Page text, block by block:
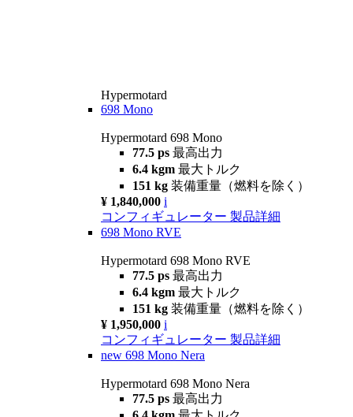
Hypermotard
698 Mono
Hypermotard 698 Mono
77.5 ps 最高出力
6.4 kgm 最大トルク
151 kg 装備重量（燃料を除く）
¥ 1,840,000 i
コンフィギュレーター 製品詳細
698 Mono RVE
Hypermotard 698 Mono RVE
77.5 ps 最高出力
6.4 kgm 最大トルク
151 kg 装備重量（燃料を除く）
¥ 1,950,000 i
コンフィギュレーター 製品詳細
new 698 Mono Nera
Hypermotard 698 Mono Nera
77.5 ps 最高出力